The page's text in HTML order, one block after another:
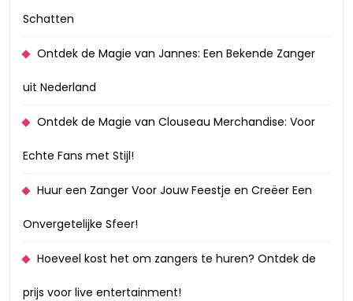
Schatten
Ontdek de Magie van Jannes: Een Bekende Zanger
uit Nederland
Ontdek de Magie van Clouseau Merchandise: Voor
Echte Fans met Stijl!
Huur een Zanger Voor Jouw Feestje en Creëer Een
Onvergetelijke Sfeer!
Hoeveel kost het om zangers te huren? Ontdek de
prijs voor live entertainment!